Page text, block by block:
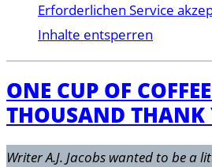
Erforderlichen Service
Inhalte entsperren
ONE CUP OF
THOUSAND THANK
Writer A.J. Jacobs wanted to be a